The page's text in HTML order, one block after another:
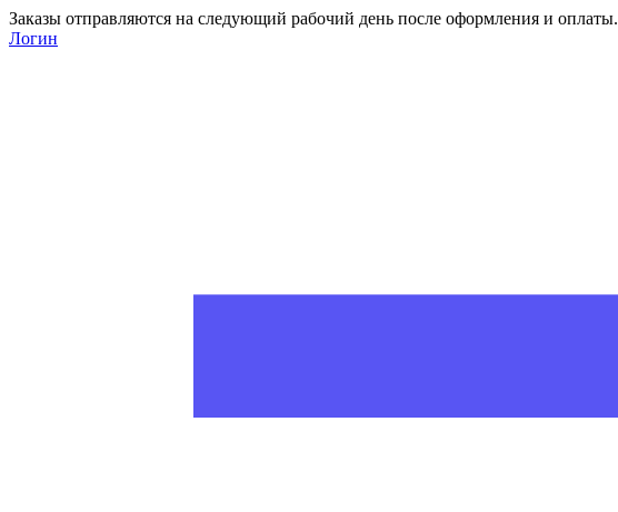
Заказы отправляются на следующий рабочий день после оформления и оплаты.
Логин